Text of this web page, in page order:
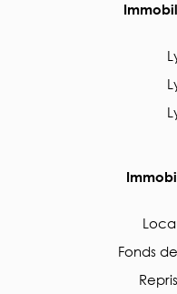
Fonds